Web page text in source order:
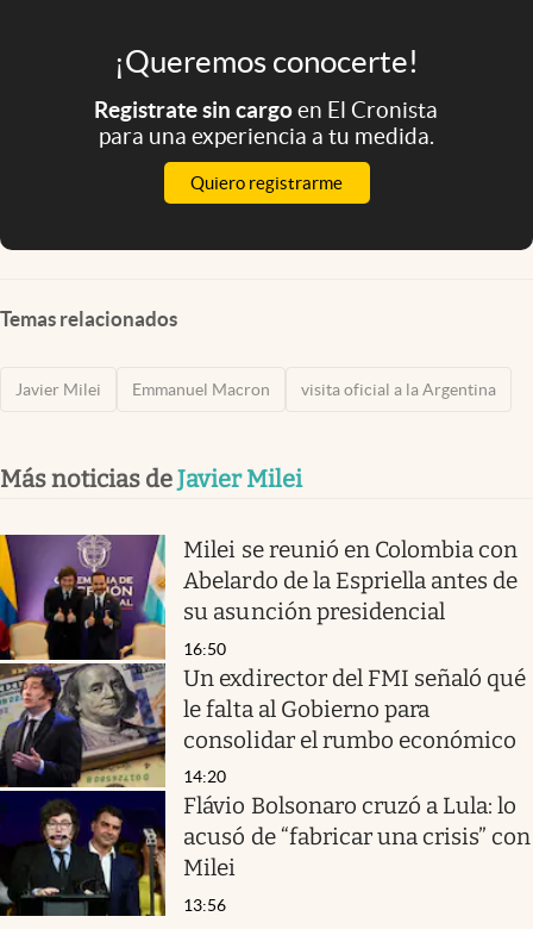
¡Queremos conocerte!
Registrate sin cargoen El Cronista
para una experiencia a tu medida.
Quiero registrarme
Temas relacionados
Javier Milei Emmanuel Macron visita oficial a la Argentina
Más noticias deJavier Milei
Milei se reunió en Colombia con
Abelardo de la Espriella antes de
su asunción presidencial
16:50
Un exdirector del FMI señaló qué
le falta al Gobierno para
consolidar el rumbo económico
14:20
Flávio Bolsonaro cruzó a Lula: lo
acusó de “fabricar una crisis” con
Milei
13:56